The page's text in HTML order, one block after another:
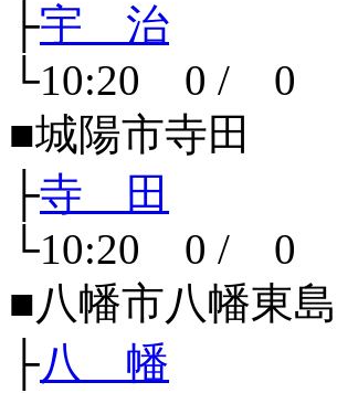
├宇 治
└10:20 0 / 0
■城陽市寺田
├寺 田
└10:20 0 / 0
■八幡市八幡東島
├八 幡